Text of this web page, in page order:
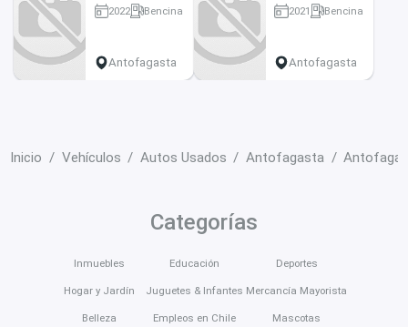
2022
Bencina
Antofagasta
2021
Bencina
Antofagasta
Inicio Vehículos Autos Usados Antofagasta
Categorías
Inmuebles
Hogar y Jardín
Belleza
Educación
Juguetes & Infantes
Empleos en Chile
Deportes
Mercancía Mayorista
Mascotas